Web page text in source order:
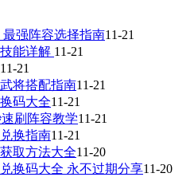
强阵容选择指南11-21
能详解 11-21
11-21
将搭配指南11-21
码大全11-21
刷阵容教学11-21
换指南11-21
取方法大全11-20
换码大全 永不过期分享11-20